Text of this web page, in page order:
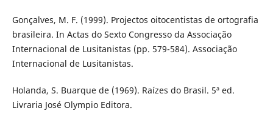
Gonçalves, M. F. (1999). Projectos oitocentistas de ortografia
brasileira. In Actas do Sexto Congresso da Associação
Internacional de Lusitanistas (pp. 579-584). Associação
Internacional de Lusitanistas.
Holanda, S. Buarque de (1969). Raízes do Brasil. 5ª ed.
Livraria José Olympio Editora.